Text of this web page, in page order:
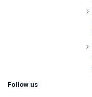
Follow us